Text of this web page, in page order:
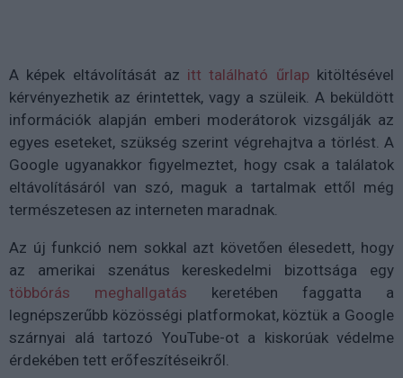
A képek eltávolítását az itt található űrlapkitöltésével
kérvényezhetik az érintettek, vagy a szüleik. A beküldött
információk alapján emberi moderátorok vizsgálják az
egyes eseteket, szükség szerint végrehajtva a törlést. A
Google ugyanakkor figyelmeztet, hogy csak a találatok
eltávolításáról van szó, maguk a tartalmak ettől még
természetesen az interneten maradnak.
Az új funkció nem sokkal azt követően élesedett, hogy
az amerikai szenátus kereskedelmi bizottsága egy
többórás meghallgatás keretében faggatta a
legnépszerűbb közösségi platformokat, köztük a Google
szárnyai alá tartozó YouTube-ot a kiskorúak védelme
érdekében tett erőfeszítéseikről.